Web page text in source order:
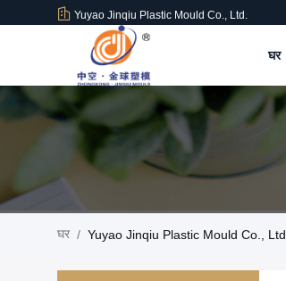
Yuyao Jinqiu Plastic Mould Co., Ltd.
घर
घर / Yuyao Jinqiu Plastic Mould Co., Ltd.